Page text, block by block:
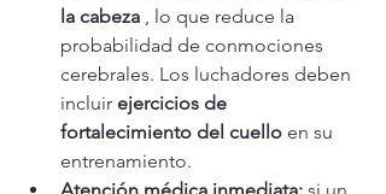
la cabeza , lo que reduce la
probabilidad de conmociones
cerebrales. Los luchadores deben
incluir ejercicios de
fortalecimiento del cuello en su
entrenamiento.